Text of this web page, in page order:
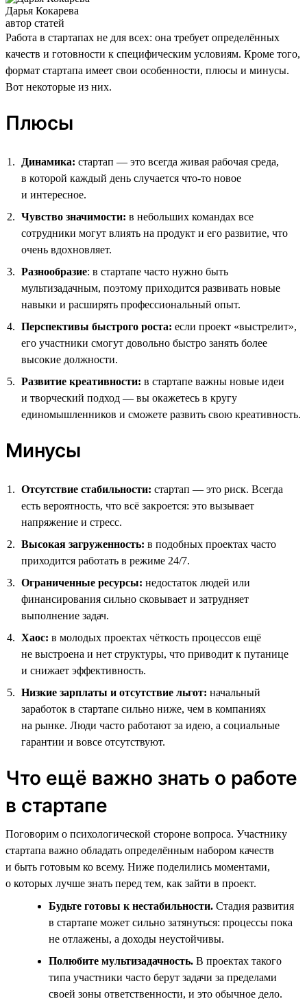
Дарья Кокарева
автор статей
Работа в стартапах не для всех: она требует определённых
качеств и готовности к специфическим условиям. Кроме того,
формат стартапа имеет свои особенности, плюсы и минусы.
Вот некоторые из них.
Плюсы
Динамика: стартап — это всегда живая рабочая среда,
в которой каждый день случается что-то новое
и интересное.
Чувство значимости: в небольших командах все
сотрудники могут влиять на продукт и его развитие, что
очень вдохновляет.
Разнообразие: в стартапе часто нужно быть
мультизадачным, поэтому приходится развивать новые
навыки и расширять профессиональный опыт.
Перспективы быстрого роста: если проект «выстрелит»,
его участники смогут довольно быстро занять более
высокие должности.
Развитие креативности: в стартапе важны новые идеи
и творческий подход — вы окажетесь в кругу
единомышленников и сможете развить свою креативность.
Минусы
Отсутствие стабильности: стартап — это риск. Всегда
есть вероятность, что всё закроется: это вызывает
напряжение и стресс.
Высокая загруженность: в подобных проектах часто
приходится работать в режиме 24/7.
Ограниченные ресурсы: недостаток людей или
финансирования сильно сковывает и затрудняет
выполнение задач.
Хаос: в молодых проектах чёткость процессов ещё
не выстроена и нет структуры, что приводит к путанице
и снижает эффективность.
Низкие зарплаты и отсутствие льгот: начальный
заработок в стартапе сильно ниже, чем в компаниях
на рынке. Люди часто работают за идею, а социальные
гарантии и вовсе отсутствуют.
Что ещё важно знать о работе
в стартапе
Поговорим о психологической стороне вопроса. Участнику
стартапа важно обладать определённым набором качеств
и быть готовым ко всему. Ниже поделились моментами,
о которых лучше знать перед тем, как зайти в проект.
Будьте готовы к нестабильности. Стадия развития
в стартапе может сильно затянуться: процессы пока
не отлажены, а доходы неустойчивы.
Полюбите мультизадачность. В проектах такого
типа участники часто берут задачи за пределами
своей зоны ответственности, и это обычное дело.